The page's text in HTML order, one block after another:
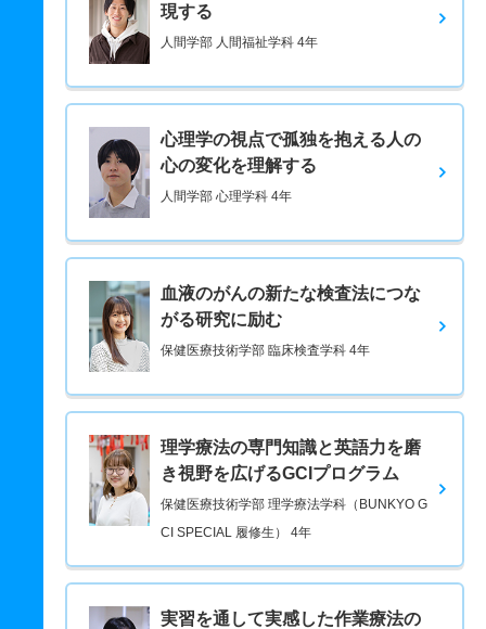
現する
人間学部 人間福祉学科 4年
心理学の視点で孤独を抱える人の
心の変化を理解する
人間学部 心理学科 4年
血液のがんの新たな検査法につな
がる研究に励む
保健医療技術学部 臨床検査学科 4年
理学療法の専門知識と英語力を磨
き視野を広げるGCIプログラム
保健医療技術学部 理学療法学科（BUNKYO G
CI SPECIAL 履修生） 4年
実習を通して実感した作業療法の